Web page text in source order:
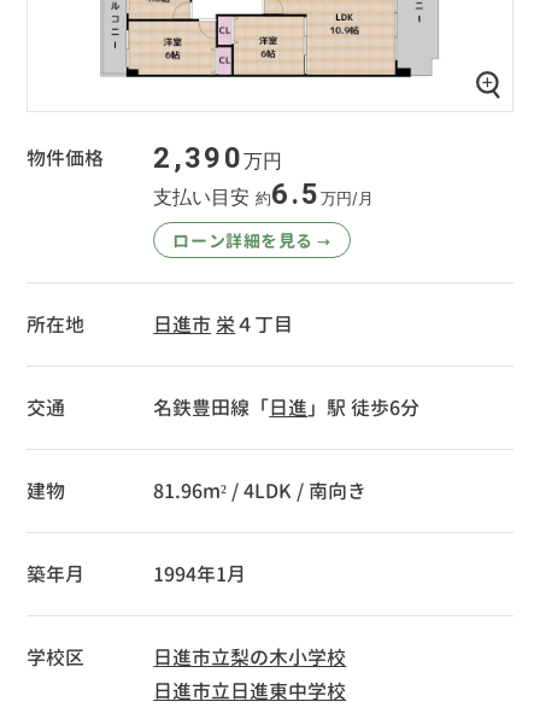
物件価格 2,390万円
支払い目安約6.5万円/月
ローン詳細を見る→
所在地 日進市 栄４丁目
交通 名鉄豊田線「日進 」駅 徒歩6分
建物 81.96m² / 4LDK / 南向き
築年月 1994年1月
学校区
日進市立梨の木小学校
日進市立日進東中学校